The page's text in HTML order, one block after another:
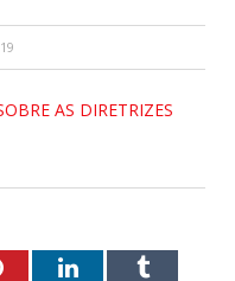
AS DIRETRIZES
PinterestLinkedInTumblr